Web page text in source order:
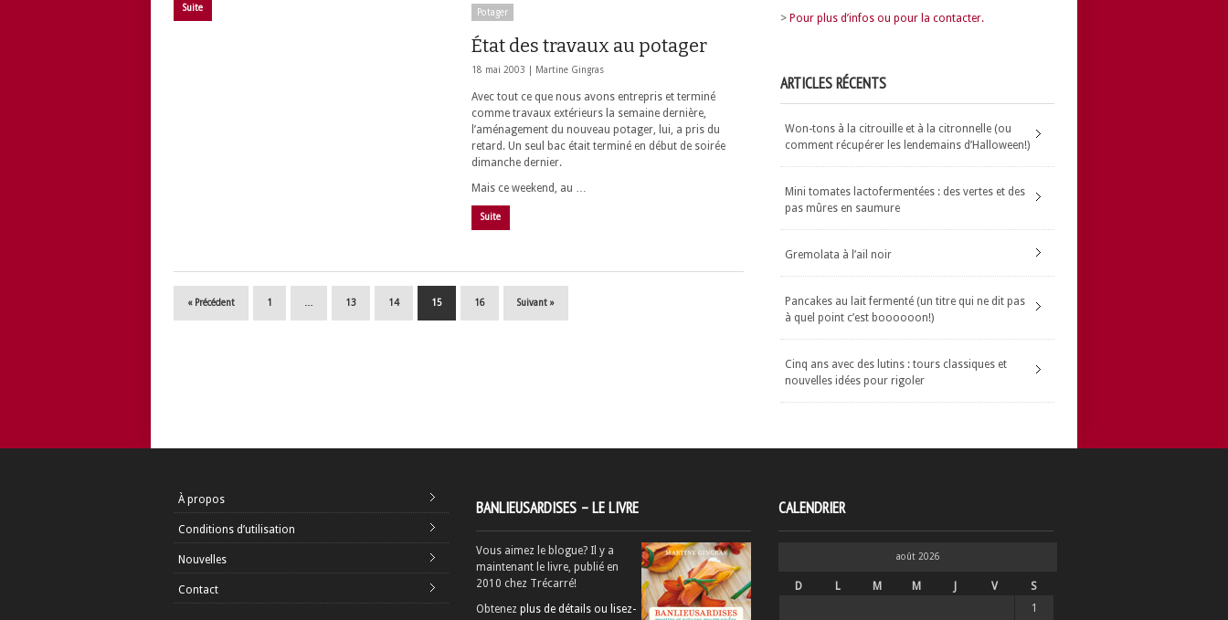
Suite Potager
État des travaux au potager
18 mai 2003 | Martine Gingras
Avec tout ce que nous avons entrepris et terminé
comme travaux extérieurs la semaine dernière,
l’aménagement du nouveau potager, lui, a pris du
retard. Un seul bac était terminé en début de soirée
dimanche dernier.
Mais ce weekend, au …
Suite
« Précédent 1 13 14 15 16 Suivant »
> Pour plus d’infos ou pour la contacter.
ARTICLES RÉCENTS
Won-tons à la citrouille et à la citronnelle (ou
comment récupérer les lendemains d’Halloween!)
Mini tomates lactofermentées : des vertes et des
pas mûres en saumure
Gremolata à l’ail noir
Pancakes au lait fermenté (un titre qui ne dit pas
à quel point c’est boooooon!)
Cinq ans avec des lutins : tours classiques et
nouvelles idées pour rigoler
À propos
Conditions d’utilisation
Nouvelles
Contact
BANLIEUSARDISES – LE LIVRE
Vous aimez le blogue? Il y a
maintenant le livre, publié en
2010 chez Trécarré!
Obtenez plus de détails ou lisez-
CALENDRIER
août 2026
D L M M J V
S
1